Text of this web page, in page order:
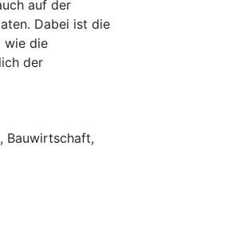
auf der
Dabei ist die
wie die
der
, Bauwirtschaft,